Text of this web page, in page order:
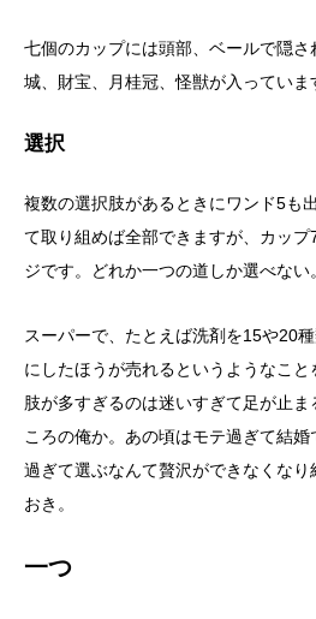
七個のカップには頭部、ベールで隠
城、財宝、月桂冠、怪獣が入っていま
選択
複数の選択肢があるときにワンド5も
て取り組めば全部できますが、カッ
ジです。どれか一つの道しか選べない。
スーパーで、たとえば洗剤を15や20
にしたほうが売れるというようなこ
肢が多すぎるのは迷いすぎて足が止
ころの俺か。あの頃はモテ過ぎて結
過ぎて選ぶなんて贅沢ができなくな
おき。
一つ